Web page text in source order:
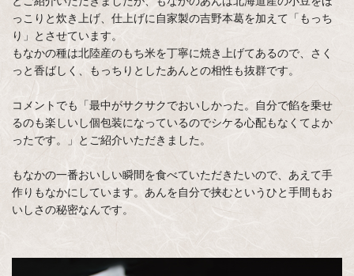
っこりと炊き上げ、仕上げに自家製の吉野本葛を加えて「もっち
り」とさせています。
もなかの種は北陸産のもち米を丁寧に焼き上げてあるので、さく
っと香ばしく、もっちりとしたあんとの相性も抜群です。
コメントでも「最中がサクサクでおいしかった。自分で餡を乗せ
るのも楽しいし個包装になっているのでシケる心配もなくてよか
ったです。」とご紹介いただきました。
もなかの一番おいしい瞬間を食べていただきたいので、あえて手
作りもなかにしています。あんを自分で挟むというひと手間もお
いしさの秘密なんです。